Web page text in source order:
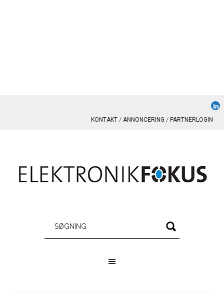
KONTAKT ANNONCERING PARTNERLOGIN